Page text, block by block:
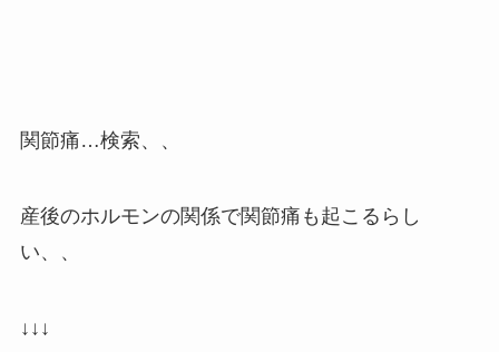
関節痛…検索、、
産後のホルモンの関係で関節痛も起こるらし
い、、
↓↓↓